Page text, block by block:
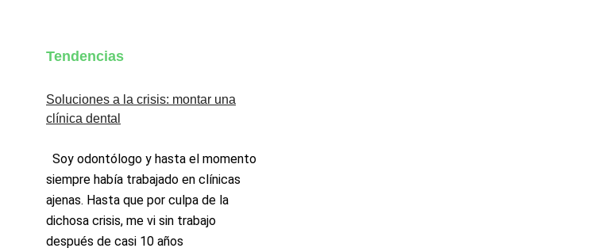
Tendencias
Soluciones a la crisis: montar una
clínica dental
Soy odontólogo y hasta el momento
siempre había trabajado en clínicas
ajenas. Hasta que por culpa de la
dichosa crisis, me vi sin trabajo
después de casi 10 años